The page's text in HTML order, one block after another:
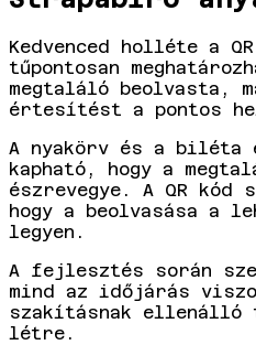
Kedvenced holléte a
tűpontosan
megtaláló beolvasta,
értesítést a pontos
A nyakörv és a biléta
kapható, hogy a
észrevegye. A QR kód
hogy a beolvasása a
legyen.
A fejlesztés során
mind az időjárás
szakításnak ellenálló
létre.